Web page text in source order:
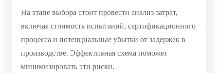
На этапе выбора стоит провести анализ затрат,
включая стоимость испытаний, сертификационного
процесса и потенциальные убытки от задержек в
производстве. Эффективная схема поможет
минимизировать эти риски.